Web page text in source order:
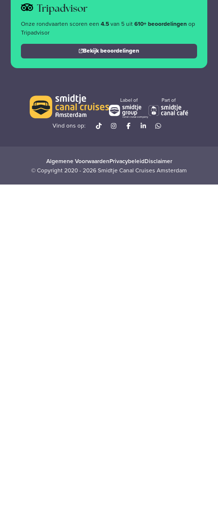
Tripadvisor
Onze rondvaarten scoren een 4.5van 5 uit610+ beoordelingenop
Tripadvisor
Bekijk beoordelingen
Label of Part of
Vind ons op:
Algemene VoorwaardenPrivacybeleidDisclaimer
© Copyright 2020 - 2026 Smidtje Canal Cruises Amsterdam